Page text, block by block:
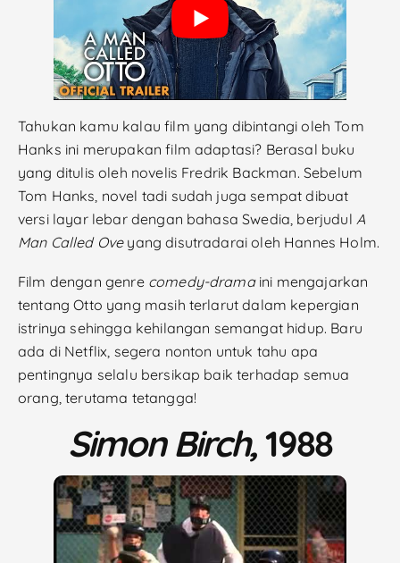
Tahukan kamu kalau film yang dibintangi oleh Tom
Hanks ini merupakan film adaptasi? Berasal buku
yang ditulis oleh novelis Fredrik Backman. Sebelum
Tom Hanks, novel tadi sudah juga sempat dibuat
versi layar lebar dengan bahasa Swedia, berjudul A
Man Called Oveyang disutradarai oleh Hannes Holm.
Film dengan genrecomedy-drama ini mengajarkan
tentang Otto yang masih terlarut dalam kepergian
istrinya sehingga kehilangan semangat hidup. Baru
ada di Netflix, segera nonton untuk tahu apa
pentingnya selalu bersikap baik terhadap semua
orang, terutama tetangga!
Simon Birch,1988